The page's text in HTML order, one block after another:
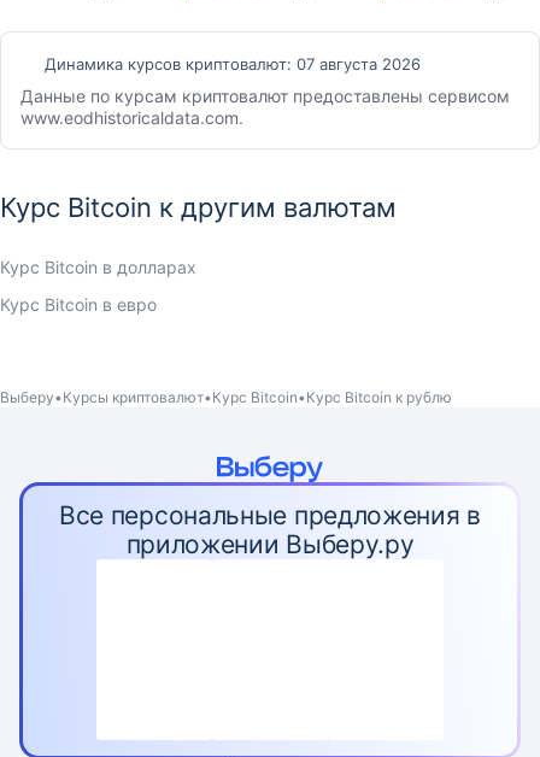
Динамика курсов криптовалют: 07 августа 2026
Данные по курсам криптовалют предоставлены сервисом
www.eodhistoricaldata.com.
Курс Bitcoin к другим валютам
Курс Bitcoin в долларах
Курс Bitcoin в евро
Выберу Курсы криптовалют Курс Bitcoin Курс Bitcoin к рублю
Все персональные предложения в
приложении Выберу.ру